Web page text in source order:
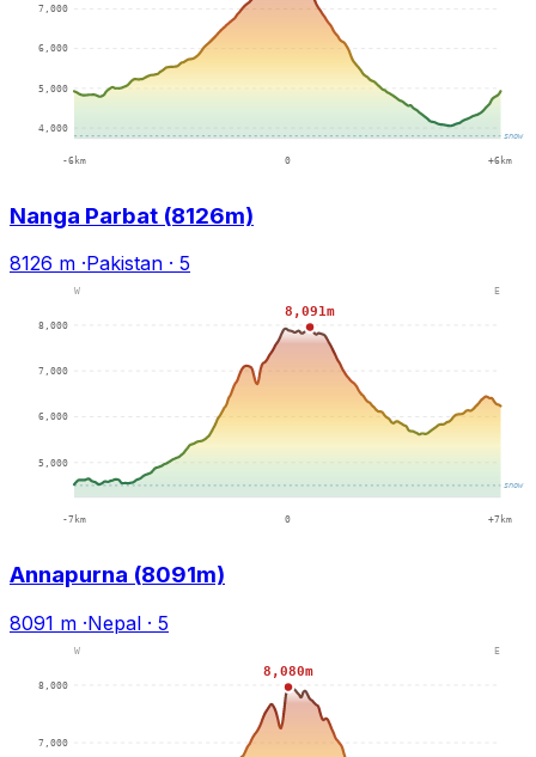
Nanga Parbat (8126m)
8126 m ·Pakistan · 5
Annapurna (8091m)
8091 m ·Nepal · 5